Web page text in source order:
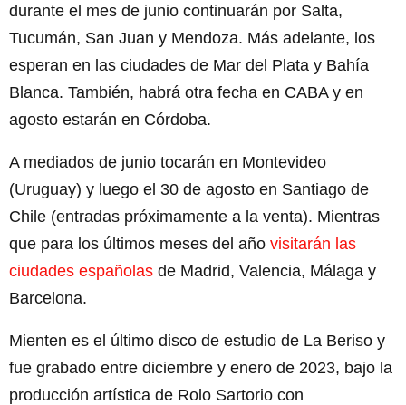
durante el mes de junio continuarán por Salta,
Tucumán, San Juan y Mendoza. Más adelante, los
esperan en las ciudades de Mar del Plata y Bahía
Blanca. También, habrá otra fecha en CABA y en
agosto estarán en Córdoba.
A mediados de junio tocarán en Montevideo
(Uruguay) y luego el 30 de agosto en Santiago de
Chile (entradas próximamente a la venta). Mientras
que para los últimos meses del año visitarán las
ciudades españolas de Madrid, Valencia, Málaga y
Barcelona.
Mienten es el último disco de estudio de La Beriso y
fue grabado entre diciembre y enero de 2023, bajo la
producción artística de Rolo Sartorio con